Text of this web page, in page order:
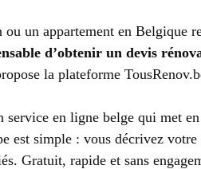
ou un appartement en Belgique
d’obtenir un devis
la plateforme
service en ligne belge qui met
est simple : vous décrivez
Gratuit, rapide et sans